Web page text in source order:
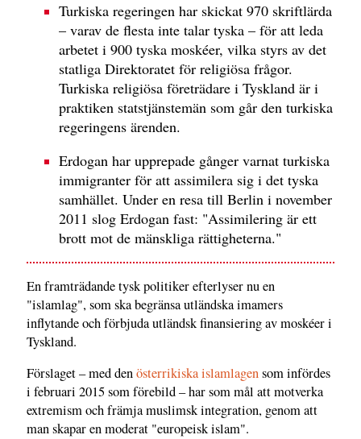
Turkiska regeringen har skickat 970 skriftlärda
– varav de flesta inte talar tyska – för att leda
arbetet i 900 tyska moskéer, vilka styrs av det
statliga Direktoratet för religiösa frågor.
Turkiska religiösa företrädare i Tyskland är i
praktiken statstjänstemän som går den turkiska
regeringens ärenden.
Erdogan har upprepade gånger varnat turkiska
immigranter för att assimilera sig i det tyska
samhället. Under en resa till Berlin i november
2011 slog Erdogan fast: "Assimilering är ett
brott mot de mänskliga rättigheterna."
En framträdande tysk politiker efterlyser nu en
"islamlag", som ska begränsa utländska imamers
inflytande och förbjuda utländsk finansiering av moskéer i
Tyskland.
Förslaget – med denösterrikiska islamlagensom infördes
i februari 2015 som förebild – har som mål att motverka
extremism och främja muslimsk integration, genom att
man skapar en moderat "europeisk islam".